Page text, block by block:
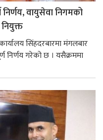
निर्णय, वायुसेवा निगमको
नियुक्त
कार्यालय सिंहदरबारमा मंगलबार
निर्णय गरेको छ । यसैक्रममा